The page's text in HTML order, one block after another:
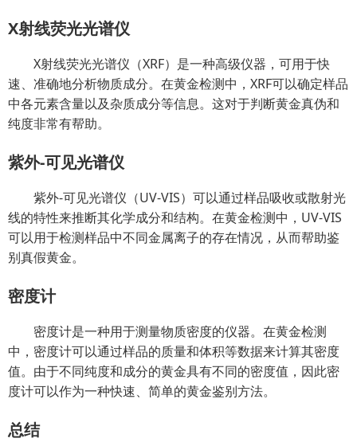
X射线荧光光谱仪
X射线荧光光谱仪（XRF）是一种高级仪器，可用于快
速、准确地分析物质成分。在黄金检测中，XRF可以确定样品
中各元素含量以及杂质成分等信息。这对于判断黄金真伪和
纯度非常有帮助。
紫外-可见光谱仪
紫外-可见光谱仪（UV-VIS）可以通过样品吸收或散射光
线的特性来推断其化学成分和结构。在黄金检测中，UV-VIS
可以用于检测样品中不同金属离子的存在情况，从而帮助鉴
别真假黄金。
密度计
密度计是一种用于测量物质密度的仪器。在黄金检测
中，密度计可以通过样品的质量和体积等数据来计算其密度
值。由于不同纯度和成分的黄金具有不同的密度值，因此密
度计可以作为一种快速、简单的黄金鉴别方法。
总结